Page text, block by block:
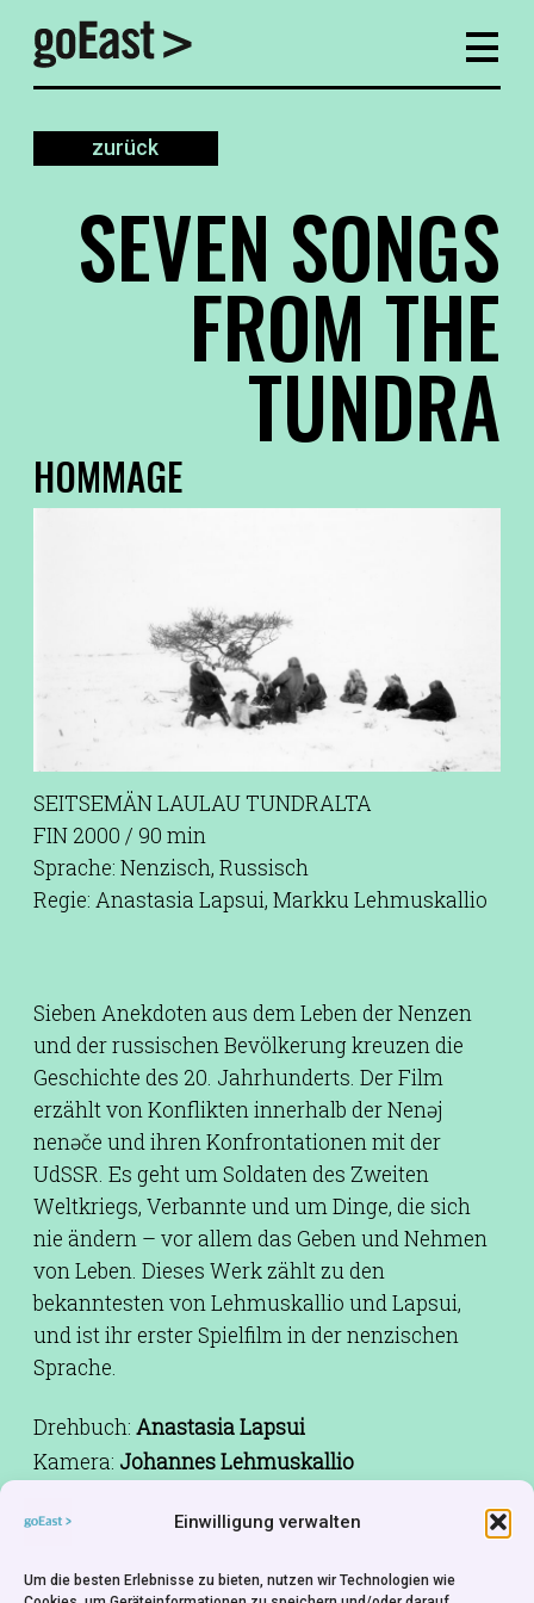
Einwilligung verwalten
Um die besten Erlebnisse zu bieten, nutzen wir Technologien wie
zurück
SEVEN SONGS
FROM THE
TUNDRA
HOMMAGE
SEITSEMÄN LAULAU TUNDRALTA
FIN 2000 / 90 min
Sprache: Nenzisch, Russisch
Regie: Anastasia Lapsui, Markku Lehmuskallio
Sieben Anekdoten aus dem Leben der Nenzen
und der russischen Bevölkerung kreuzen die
Geschichte des 20. Jahrhunderts. Der Film
erzählt von Konflikten innerhalb der Nenəj
nenəče und ihren Konfrontationen mit der
UdSSR. Es geht um Soldaten des Zweiten
Weltkriegs, Verbannte und um Dinge, die sich
nie ändern – vor allem das Geben und Nehmen
von Leben. Dieses Werk zählt zu den
bekanntesten von Lehmuskallio und Lapsui,
und ist ihr erster Spielfilm in der nenzischen
Sprache.
Drehbuch: Anastasia Lapsui
Kamera: Johannes Lehmuskallio
Lapsui